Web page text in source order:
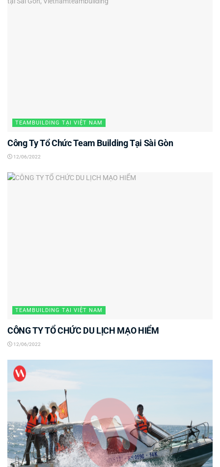
TEAMBUILDING TẠI VIỆT NAM
Công Ty Tổ Chức Team Building Tại Sài Gòn
12/06/2022
TEAMBUILDING TẠI VIỆT NAM
CÔNG TY TỔ CHỨC DU LỊCH MẠO HIỂM
12/06/2022